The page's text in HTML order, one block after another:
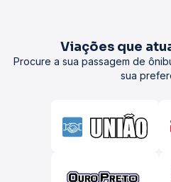
Viações que
Procure a sua passagem de
sua